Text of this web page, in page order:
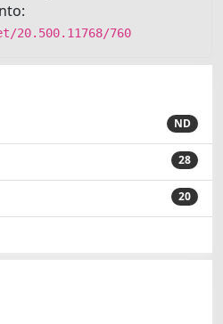
760
ND
28
20